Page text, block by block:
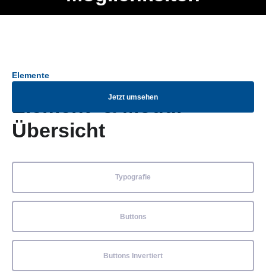
Jetzt umsehen
Elemente
Element- & Modul-
Übersicht
Typografie
Buttons
Buttons Invertiert